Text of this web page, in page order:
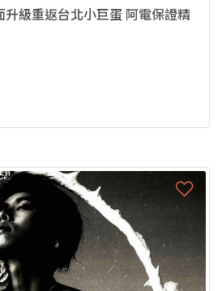
升級重返台北小巨蛋 阿電保證精